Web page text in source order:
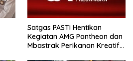
Satgas PASTI Hentikan
Kegiatan AMG Pantheon dan
Mbastrak Perikanan Kreatif